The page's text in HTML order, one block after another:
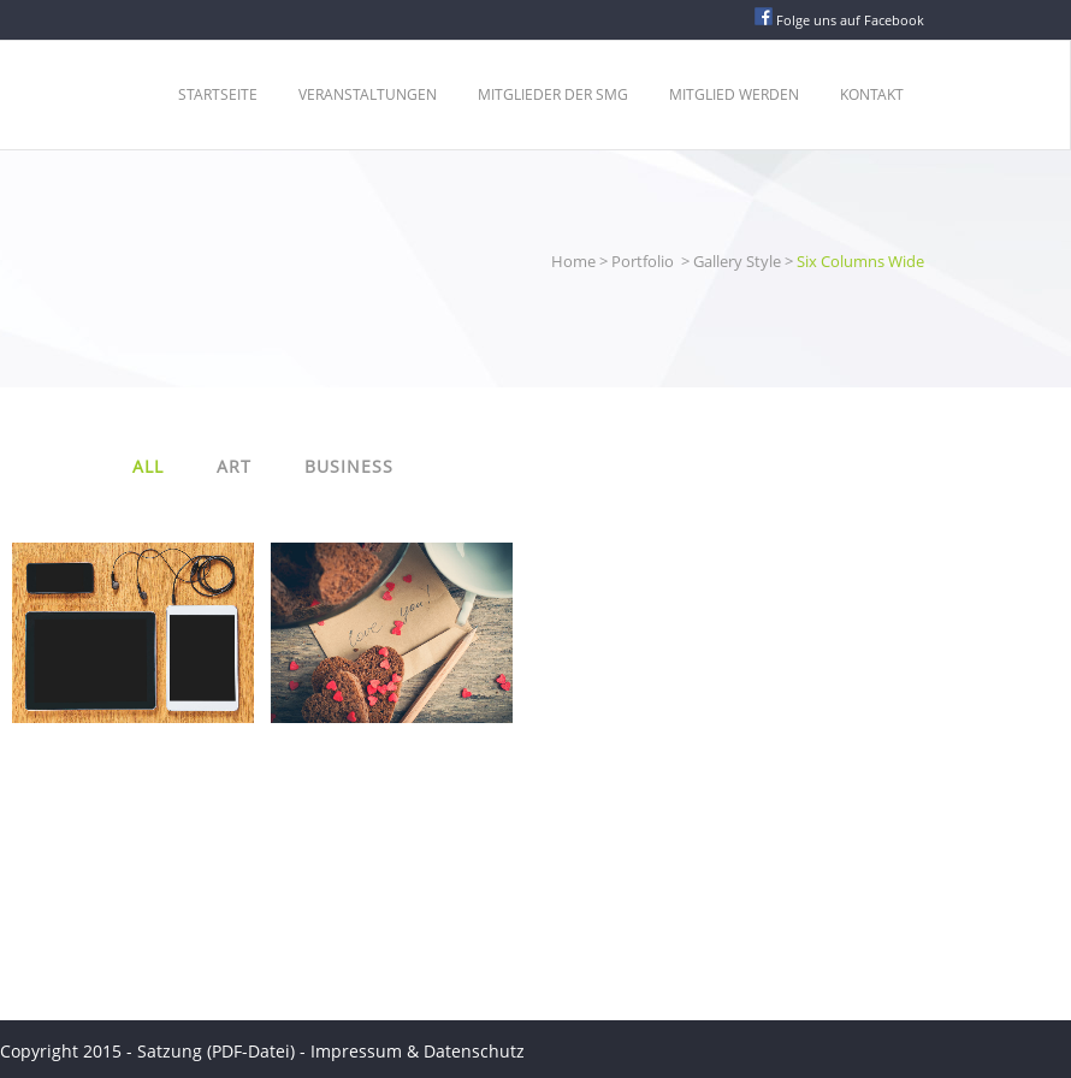
Folge uns auf Facebook
STARTSEITE VERANSTALTUNGEN MITGLIEDER DER SMG MITGLIED WERDEN KONTAKT
Home> Portfolio > Gallery Style>Six Columns Wide
ALL ART BUSINESS
VINTAGE VINYL HOUSE
Art
VIEW
ART WEEK 2014 MALMÖ
Business
ZOOM VIEW
Copyright 2015 - Satzung (PDF-Datei) - Impressum & Datenschutz